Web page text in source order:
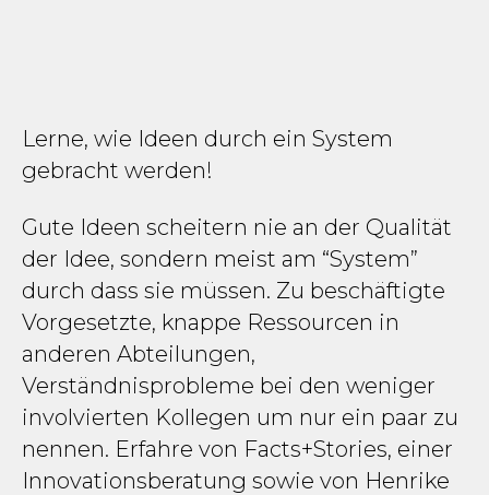
Lerne, wie Ideen durch ein System
gebracht werden!
Gute Ideen scheitern nie an der Qualität
der Idee, sondern meist am “System”
durch dass sie müssen. Zu beschäftigte
Vorgesetzte, knappe Ressourcen in
anderen Abteilungen,
Verständnisprobleme bei den weniger
involvierten Kollegen um nur ein paar zu
nennen. Erfahre von Facts+Stories, einer
Innovationsberatung sowie von Henrike